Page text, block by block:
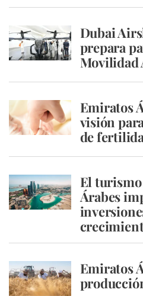
Dubai
prepara
Movilidad
Emiratos
visión
de
El
Árabes
Emiratos